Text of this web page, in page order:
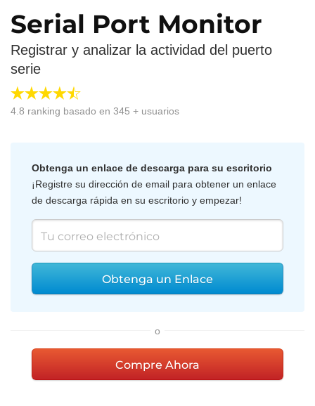
Serial Port Monitor
Registrar y analizar la actividad del puerto
serie
4.8 ranking basado en 345 + usuarios
Obtenga un enlace de descarga para su escritorio
¡Registre su dirección de email para obtener un enlace
de descarga rápida en su escritorio y empezar!
Obtenga un Enlace
o
Compre Ahora